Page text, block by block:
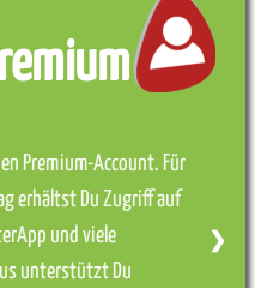
Premium-Account. Für
erhältst Du Zugriff auf
und viele
unterstützt Du
❯